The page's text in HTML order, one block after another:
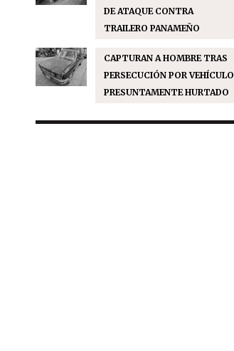
DE ATAQUE CONTRA
TRAILERO PANAMEÑO
CAPTURAN A HOMBRE TRAS
PERSECUCIÓN POR VEHÍCULO
PRESUNTAMENTE HURTADO